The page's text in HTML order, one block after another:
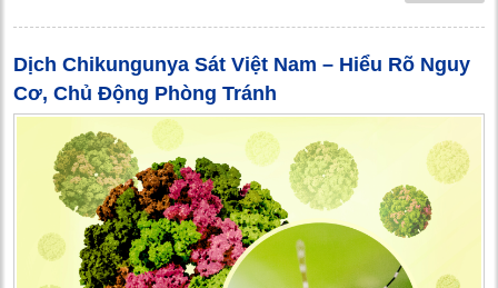
Dịch Chikungunya Sát Việt Nam – Hiểu Rõ Nguy
Cơ, Chủ Động Phòng Tránh